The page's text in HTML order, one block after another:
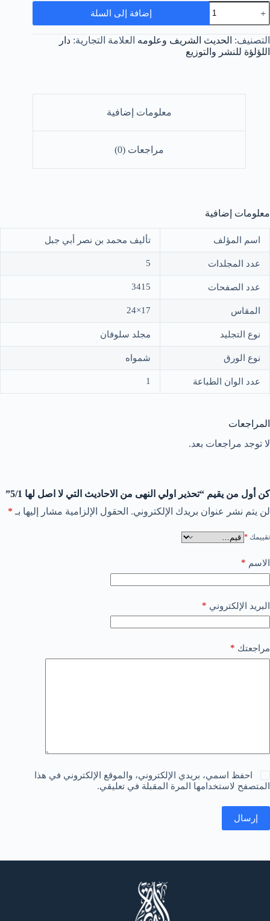
كمية
تحذير
اولي
النهى
من
الاحاديث
إضافة إلى السلة
التصنيف: الحديث الشريف وعلومه العلامة التجارية: دار
اللؤلؤة للنشر والتوزيع
معلومات إضافية
مراجعات (0)
معلومات إضافية
اسم المؤلف تأليف محمد بن نصر أبي جبل
عدد المجلدات 5
عدد الصفحات 3415
المقاس 17×24
نوع التجليد مجلد سلوفان
نوع الورق شمواه
عدد الوان الطباعة 1
المراجعات
لا توجد مراجعات بعد.
كن أول من يقيم “تحذير اولي النهى من الاحاديث التي لا اصل لها 5/1”
لن يتم نشر عنوان بريدك الإلكتروني. الحقول الإلزامية مشار إليها بـ *
تقييمك *
الاسم *
البريد الإلكتروني *
مراجعتك *
احفظ اسمي، بريدي الإلكتروني، والموقع الإلكتروني في هذا
المتصفح لاستخدامها المرة المقبلة في تعليقي.
إرسال